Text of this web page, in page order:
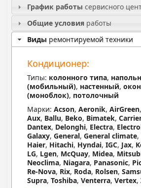
График работы сервисного
Общие условияработы
Виды ремонтируемой техники
Кондиционер:
Типы: колонного типа,
(мобильный), настенный,
(моноблок), потолочный
Марки: Acson, Aeronik, AirGreen,
Aux, Ballu, Beko, Bimatek,
Dantex, Delonghi, Electra,
Galaxy, General, General climate,
Haier, Hitachi, Hyndai, IGC, Jax,
LG, Lgen, McQuay, Midea,
Neoclima, Niagara, Panasonic,
Re-Nova, Rix, Roda, Rolsen,
Supra, Toshiba, Venterra, Vertex,